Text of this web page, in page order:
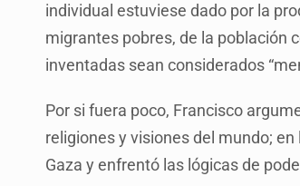
individual estuviese dado por la
migrantes pobres, de la población
inventadas sean considerados
Por si fuera poco, Francisco
religiones y visiones del mundo;
Gaza y enfrentó las lógicas de